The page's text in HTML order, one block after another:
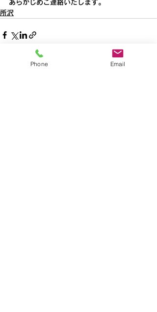
あらかじめご連絡いたします。
所沢
Phone Email